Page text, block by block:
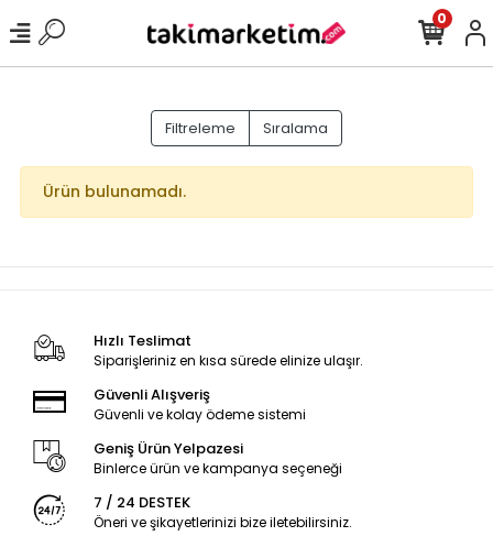
0
Filtreleme Sıralama
Ürün bulunamadı.
Hızlı Teslimat
Siparişleriniz en kısa sürede elinize ulaşır.
Güvenli Alışveriş
Güvenli ve kolay ödeme sistemi
Geniş Ürün Yelpazesi
Binlerce ürün ve kampanya seçeneği
7 / 24 DESTEK
Öneri ve şikayetlerinizi bize iletebilirsiniz.